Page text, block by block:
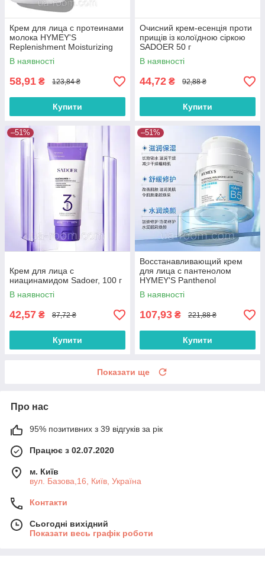
Крем для лица с протеинами
молока HYMEY'S
Replenishment Moisturizing
Milk Cream, 80 г.
В наявності
58,91 ₴ 123,84 ₴
Купити
Очисний крем-есенція проти
прищів із колоїдною сіркою
SADOER 50 г
В наявності
44,72 ₴ 92,88 ₴
Купити
–51%
Крем для лица с
ниацинамидом Sadoer, 100 г
В наявності
42,57 ₴ 87,72 ₴
Купити
–51%
Восстанавливающий крем
для лица с пантенолом
HYMEY'S Panthenol
Hyaluronic Acid Repairing
Cream, 50 г.
В наявності
107,93 ₴ 221,88 ₴
Купити
Показати ще
Про нас
95% позитивних з 39 відгуків за рік
Працює з 02.07.2020
м. Київ
вул. Базова,16, Київ, Україна
Контакти
Сьогодні вихідний
Показати весь графік роботи